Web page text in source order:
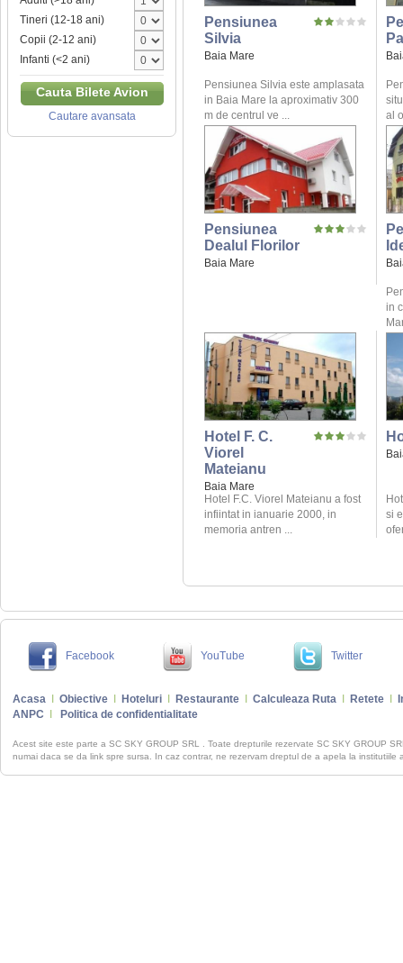
Tineri (12-18 ani)
Copii (2-12 ani)
Infanti (<2 ani)
Cauta Bilete Avion
Cautare avansata
Pensiunea
Silvia
Baia Mare
Pensiunea Silvia este amplasata
in Baia Mare la aproximativ 300
m de centrul ve ...
al
Pensiunea
Dealul Florilor
Baia Mare
in
Hotel F. C.
Viorel
Mateianu
Baia Mare
Hotel F.C. Viorel Mateianu a fost
infiintat in ianuarie 2000, in
memoria antren ...
si
Facebook YouTube Twitter
Acasa Obiective Hoteluri Restaurante Calculeaza Ruta Retete
ANPC
Politica de confidentialitate
Acest site este parte a SC SKY GROUP SRL . Toate drepturile rezervate SC SKY GROUP
numai daca se da link spre sursa. In caz contrar, ne rezervam dreptul de a apela la institutiile